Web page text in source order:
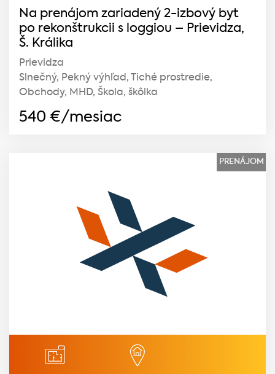
Na prenájom zariadený 2-izbový byt
po rekonštrukcii s loggiou – Prievidza,
Š. Králika
Prievidza
Slnečný, Pekný výhľad, Tiché prostredie,
Obchody, MHD, Škola, škôlka
540 €/mesiac
PRENÁJOM